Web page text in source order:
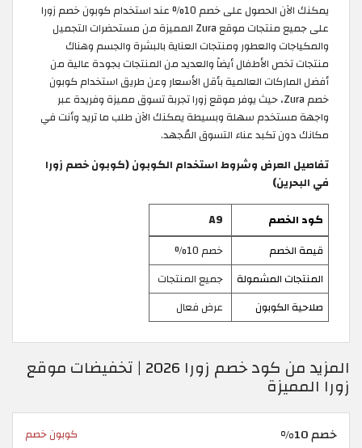
يمكنك الآن الحصول على خصم 10% عند استخدام كوبون خصم زورا
على جميع منتجات موقع Zura المميزة من مستحضرات التجميل
والمكياجات والعطور ومنتجات العناية بالبشرة والجسم وهناك
منتجات تخص الأطفال أيضاً والعديد من المنتجات بجودة عالية من
أفضل الماركات العالمية بأقل الأسعار وعن طريق استخدام كوبون
خصم Zura، حيث يوفر موقع زورا تجربة تسوق مميزة وفريدة عبر
واجهة مستخدم سهلة وبسيطة يمكنك الآن طلب ما تريد وأنت في
مكانك دون تكبد عناء التسوق المُجهد.
تفاصيل العرض وشروط استخدام الكوبون (كوبون خصم زورا
في البحرين)
كود الخصم
A9
قيمة الخصم
خصم 10%
المنتجات المشمولة
جميع المنتجات
صلاحية الكوبون
عرض فعال
المزيد من كود خصم زورا 2026 | تخفيضات موقع
زورا المميزة
خصم 10% كوبون خصم